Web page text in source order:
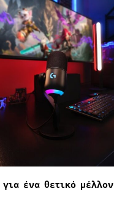
για ένα θετικό μέλλον